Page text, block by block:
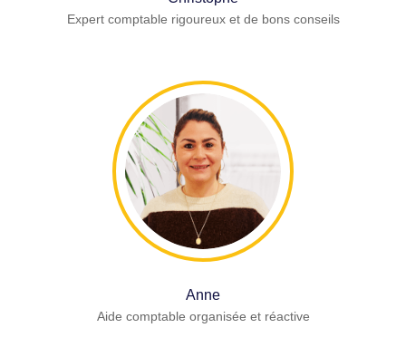
Expert comptable rigoureux et de bons conseils
Anne
Aide comptable organisée et réactive